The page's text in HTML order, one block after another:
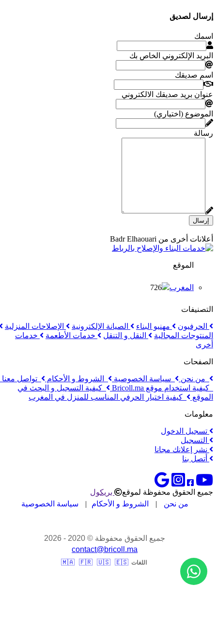
إرسال لصديق
اسمك
البريد الإلكتروني الخاص بك
اسم صديقك
عنوان بريد صديقك الالكتروني
الموضوع (اختياري)
رسالة
إرسال
أعلانات أخرى من Badr Elhaouari
الموقع
المغرب 726
التصنيفات
الحرفيون مهنيو البناء الصيانة الإلكترونية
الإصلاحات المنزلية
المنتوجات المجالية
النقل و التنقل خدمات الأطعمة
خدمات
أخرى
الصفحات
من نحن سياسة الخصوصية الشروط و الأحكام
تواصل معنا
كيفية استخدام موقع Bricoll.ma
كيفية التسجيل و البحث في
الموقع
كيفية اختيار الحرفي المناسب للمنزل في المغرب
معلومات
تسجيل الدخول
التسجيل
نشر إعلانك مجانا
أتصل بنا
جميع الحقوق محفوظة لموقع
بريكول
من نحن
| الشروط و الأحكام | سياسة الخصوصية
جميع الحقوق محفوظة © 2020 - 2026
contact@bricoll.ma
اللغات 🇲🇦 🇫🇷 🇺🇸 🇪🇸